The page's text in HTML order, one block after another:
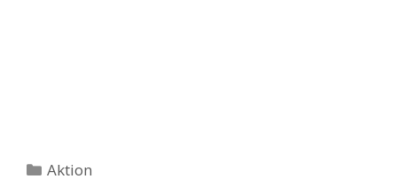
Kategorien
Aktion